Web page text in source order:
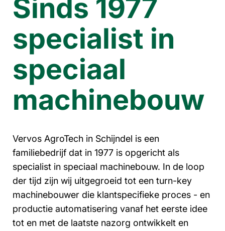
Sinds 1977
specialist in
speciaal
machinebouw
Vervos AgroTech in Schijndel is een
familiebedrijf dat in 1977 is opgericht als
specialist in speciaal machinebouw. In de loop
der tijd zijn wij uitgegroeid tot een turn-key
machinebouwer die klantspecifieke proces - en
productie automatisering vanaf het eerste idee
tot en met de laatste nazorg ontwikkelt en